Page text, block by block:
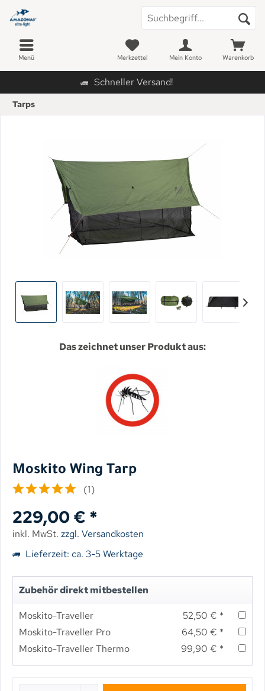
Schneller Versand!
Menü Warenkorb
Merkzettel Mein Konto
Tarps
Das zeichnet unser Produkt aus:
Moskito Wing Tarp
(1)
229,00 € *
inkl. MwSt. zzgl. Versandkosten
Lieferzeit: ca. 3-5 Werktage
Zubehör direkt mitbestellen
Moskito-Traveller
52,50 € *
Moskito-Traveller Pro
64,50 € *
Moskito-Traveller Thermo
99,90 € *